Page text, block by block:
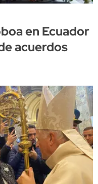
en Ecuador
acuerdos